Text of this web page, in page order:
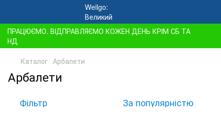
ПРАЦЮЄМО. ВІДПРАВЛЯЄМО КОЖЕН ДЕНЬ КРІМ СБ ТА
НД
Каталог Арбалети
Арбалети
Фільтр За популярністю